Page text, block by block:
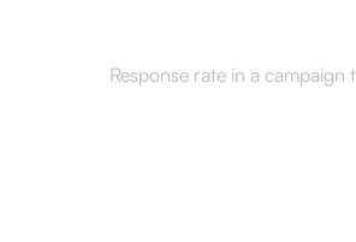
Response rate in a